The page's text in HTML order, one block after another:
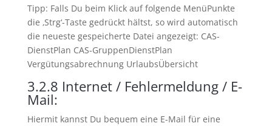
Tipp: Falls Du beim Klick auf folgende MenüPunkte
die ‚Strg‘-Taste gedrückt hältst, so wird automatisch
die neueste gespeicherte Datei angezeigt: CAS-
DienstPlan CAS-GruppenDienstPlan
Vergütungsabrechnung UrlaubsÜbersicht
3.2.8 Internet / Fehlermeldung / E-
Mail:
Hiermit kannst Du bequem eine E-Mail für eine